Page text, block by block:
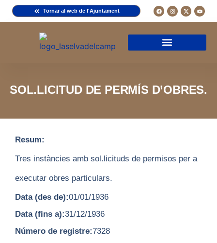
Tornar al web de l'Ajuntament
SOL.LICITUD DE PERMÍS D’OBRES.
Resum:
Tres instàncies amb sol.licituds de permisos per a
executar obres particulars.
Data (des de):01/01/1936
Data (fins a):31/12/1936
Número de registre:7328